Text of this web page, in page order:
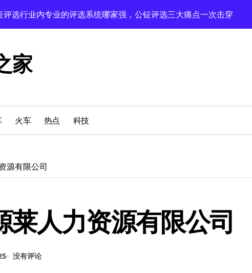
评选行业内专业的评选系统哪家强，公钲评选三大痛点一次击穿
、高难度——北京爱尔眼科医院为93岁患者成功实施青光眼+白内障
商
，北京爱尔眼科医院为新疆高度近视患者“抢时间”摘镜
村染坊 桂林理工大学学子研学古法扎染非遗技艺
远鼎塑业PE管采购参考 东北正规生产厂家盘点梳理
家
火车 热点 科技
源有限公司
莱人力资源有限公司
没有评论